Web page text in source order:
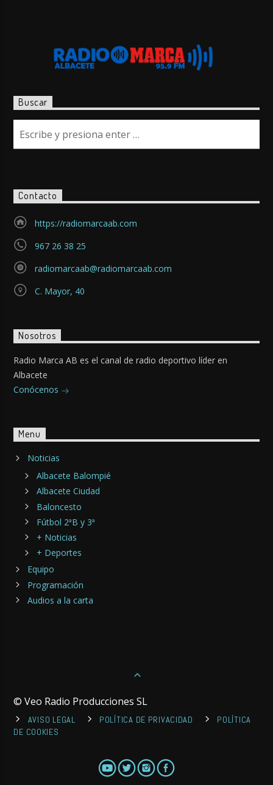
Buscar
Contacto
https://radiomarcaab.com
967 26 38 25
radiomarcaab@radiomarcaab.com
C. Mayor, 40
Nosotros
Radio Marca AB es el canal de radio deportivo líder en
Albacete
Conócenos
Menu
Noticias
Albacete Balompié
Albacete Ciudad
Baloncesto
Fútbol 2ªB y 3ª
+ Noticias
+ Deportes
Equipo
Programación
Audios a la carta
© Veo Radio Producciones SL
AVISO LEGAL POLÍTICA DE PRIVACIDAD
POLÍTICA
DE COOKIES